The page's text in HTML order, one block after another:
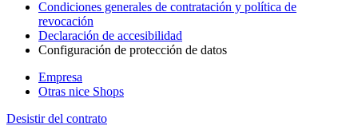
Condiciones generales de contratación y política de
revocación
Declaración de accesibilidad
Configuración de protección de datos
Empresa
Otras nice Shops
Desistir del contrato